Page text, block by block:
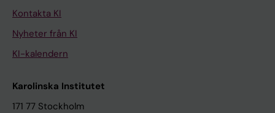
Kontakta KI
Nyheter från KI
KI-kalendern
Karolinska Institutet
171 77 Stockholm